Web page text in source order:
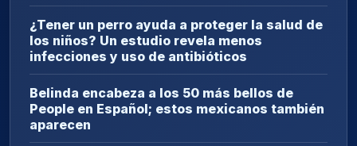
¿Tener un perro ayuda a proteger la salud de
los niños? Un estudio revela menos
infecciones y uso de antibióticos
Belinda encabeza a los 50 más bellos de
People en Español; estos mexicanos también
aparecen